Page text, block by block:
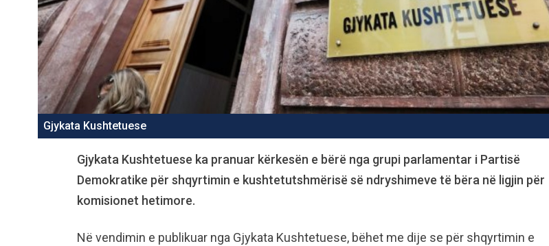
Gjykata Kushtetuese
Gjykata Kushtetuese ka pranuar kërkesën e bërë nga grupi parlamentar i Partisë
Demokratike për shqyrtimin e kushtetutshmërisë së ndryshimeve të bëra në ligjin për
komisionet hetimore.
Në vendimin e publikuar nga Gjykata Kushtetuese, bëhet me dije se për shqyrtimin e